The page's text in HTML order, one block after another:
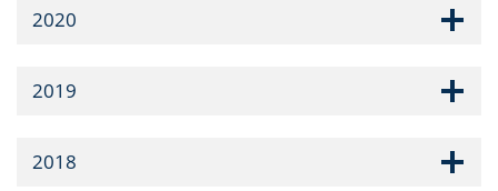
2020
2019
2018